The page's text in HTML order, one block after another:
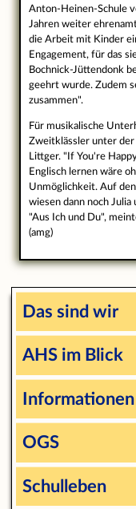
Anton-Heinen-Schule
Jahren weiter
die Arbeit mit Kinder
Engagement, für das
Bochnick-Jüttendonk
geehrt wurde. Zudem
zusammen".
Für musikalische
Zweitklässler unter
Littger. "If You're
Englisch lernen wäre
Unmöglichkeit. Auf
wiesen dann noch Julia
"Aus Ich und Du",
(amg)
Das sind wir
AHS im Blick
OGS
Schulleben